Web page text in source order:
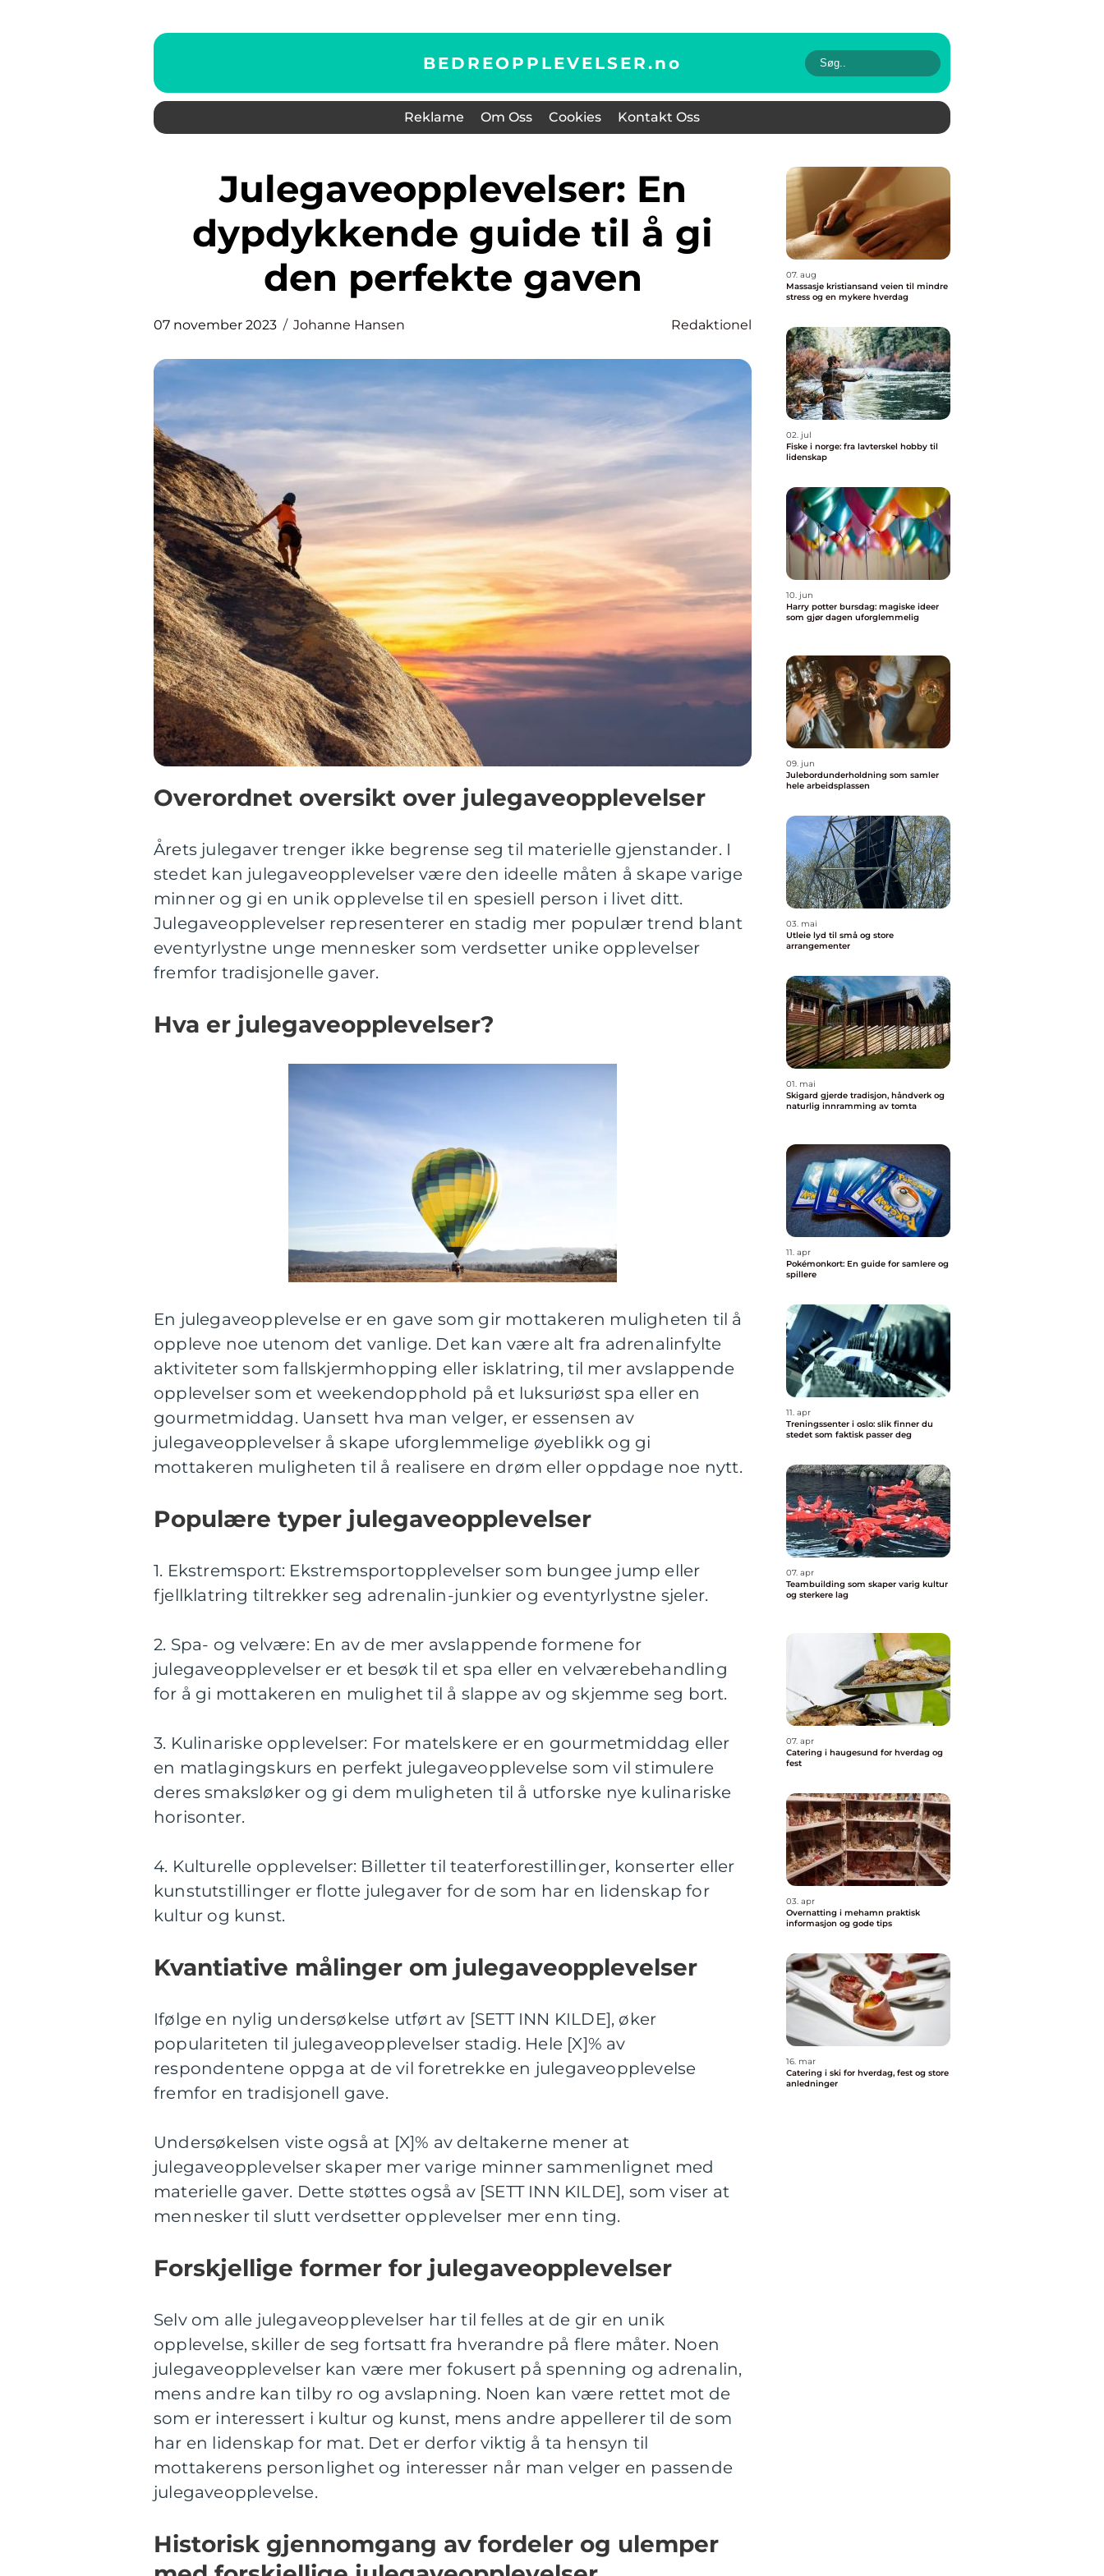
BEDREOPPLEVELSER.no
Reklame Om Oss Cookies Kontakt Oss
Julegaveopplevelser: En
dypdykkende guide til å gi
den perfekte gaven
07 november 2023 Johanne Hansen Redaktionel
Overordnet oversikt over julegaveopplevelser
Årets julegaver trenger ikke begrense seg til materielle gjenstander. I
stedet kan julegaveopplevelser være den ideelle måten å skape varige
minner og gi en unik opplevelse til en spesiell person i livet ditt.
Julegaveopplevelser representerer en stadig mer populær trend blant
eventyrlystne unge mennesker som verdsetter unike opplevelser
fremfor tradisjonelle gaver.
Hva er julegaveopplevelser?
En julegaveopplevelse er en gave som gir mottakeren muligheten til å
oppleve noe utenom det vanlige. Det kan være alt fra adrenalinfylte
aktiviteter som fallskjermhopping eller isklatring, til mer avslappende
opplevelser som et weekendopphold på et luksuriøst spa eller en
gourmetmiddag. Uansett hva man velger, er essensen av
julegaveopplevelser å skape uforglemmelige øyeblikk og gi
mottakeren muligheten til å realisere en drøm eller oppdage noe nytt.
Populære typer julegaveopplevelser
1. Ekstremsport: Ekstremsportopplevelser som bungee jump eller
fjellklatring tiltrekker seg adrenalin-junkier og eventyrlystne sjeler.
2. Spa- og velvære: En av de mer avslappende formene for
julegaveopplevelser er et besøk til et spa eller en velværebehandling
for å gi mottakeren en mulighet til å slappe av og skjemme seg bort.
3. Kulinariske opplevelser: For matelskere er en gourmetmiddag eller
en matlagingskurs en perfekt julegaveopplevelse som vil stimulere
deres smaksløker og gi dem muligheten til å utforske nye kulinariske
horisonter.
4. Kulturelle opplevelser: Billetter til teaterforestillinger, konserter eller
kunstutstillinger er flotte julegaver for de som har en lidenskap for
kultur og kunst.
Kvantiative målinger om julegaveopplevelser
Ifølge en nylig undersøkelse utført av [SETT INN KILDE], øker
populariteten til julegaveopplevelser stadig. Hele [X]% av
respondentene oppga at de vil foretrekke en julegaveopplevelse
fremfor en tradisjonell gave.
Undersøkelsen viste også at [X]% av deltakerne mener at
julegaveopplevelser skaper mer varige minner sammenlignet med
materielle gaver. Dette støttes også av [SETT INN KILDE], som viser at
mennesker til slutt verdsetter opplevelser mer enn ting.
Forskjellige former for julegaveopplevelser
Selv om alle julegaveopplevelser har til felles at de gir en unik
opplevelse, skiller de seg fortsatt fra hverandre på flere måter. Noen
julegaveopplevelser kan være mer fokusert på spenning og adrenalin,
mens andre kan tilby ro og avslapning. Noen kan være rettet mot de
som er interessert i kultur og kunst, mens andre appellerer til de som
har en lidenskap for mat. Det er derfor viktig å ta hensyn til
mottakerens personlighet og interesser når man velger en passende
julegaveopplevelse.
Historisk gjennomgang av fordeler og ulemper
07. aug
Massasje kristiansand veien til mindre
stress og en mykere hverdag
02. jul
Fiske i norge: fra lavterskel hobby til
lidenskap
10. jun
Harry potter bursdag: magiske ideer
som gjør dagen uforglemmelig
09. jun
Julebordunderholdning som samler
hele arbeidsplassen
03. mai
Utleie lyd til små og store
arrangementer
01. mai
Skigard gjerde tradisjon, håndverk og
naturlig innramming av tomta
11. apr
Pokémonkort: En guide for samlere og
spillere
11. apr
Treningssenter i oslo: slik finner du
stedet som faktisk passer deg
07. apr
Teambuilding som skaper varig kultur
og sterkere lag
07. apr
Catering i haugesund for hverdag og
fest
03. apr
Overnatting i mehamn praktisk
informasjon og gode tips
16. mar
Catering i ski for hverdag, fest og store
anledninger